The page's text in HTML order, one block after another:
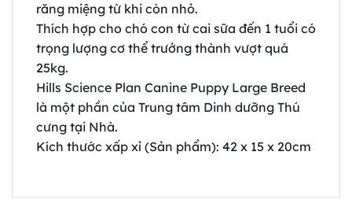
răng miệng từ khi còn nhỏ.
Thích hợp cho chó con từ cai sữa đến 1 tuổi có
trọng lượng cơ thể trưởng thành vượt quá
25kg.
Hills Science Plan Canine Puppy Large Breed
là một phần của Trung tâm Dinh dưỡng Thú
cưng tại Nhà.
Kích thước xấp xỉ (Sản phẩm): 42 x 15 x 20cm